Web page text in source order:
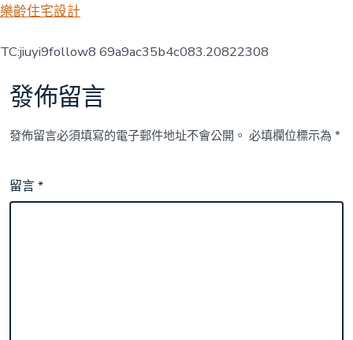
樂齡住宅設計
TC:jiuyi9follow8 69a9ac35b4c083.20822308
發佈留言
發佈留言必須填寫的電子郵件地址不會公開。 必填欄位標示為*
留言*